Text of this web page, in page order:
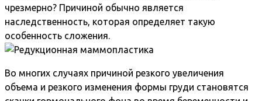
чрезмерно? Причиной обычно является
наследственность, которая определяет такую
особенность сложения.
Во многих случаях причиной резкого увеличения
объема и резкого изменения формы груди становятся